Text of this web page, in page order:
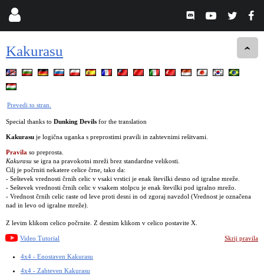
Kakurasu
Prevedi to stran.
Special thanks to Dunking Devils for the translation
Kakurasu je logična uganka s preprostimi pravili in zahtevnimi rešitvami.
Pravila so preprosta.
Kakurasu se igra na pravokotni mreži brez standardne velikosti.
Cilj je počrniti nekatere celice črne, tako da:
- Seštevek vrednosti črnih celic v vsaki vrstici je enak številki desno od igralne mreže.
- Seštevek vrednosti črnih celic v vsakem stolpcu je enak številki pod igralno mrežo.
- Vrednost črnih celic raste od leve proti desni in od zgoraj navzdol (Vrednost je označena
nad in levo od igralne mreže).
Z levim klikom celico počrnite. Z desnim klikom v celico postavite X.
Video Tutorial Skrij pravila
4x4 - Enostaven Kakurasu
4x4 - Zahteven Kakurasu